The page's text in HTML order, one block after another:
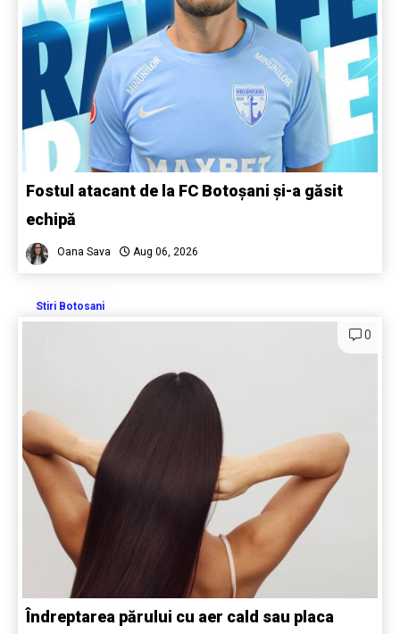
Fostul atacant de la FC Botoșani și-a găsit
echipă
Oana Sava Aug 06, 2026
Stiri Botosani
0
Îndreptarea părului cu aer cald sau placa